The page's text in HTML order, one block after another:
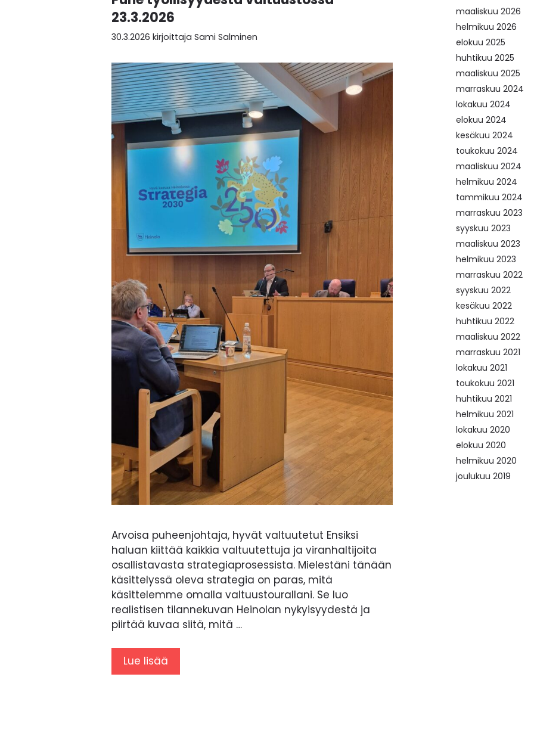
23.3.2026
30.3.2026 kirjoittaja Sami Salminen
Arvoisa puheenjohtaja, hyvät valtuutetut Ensiksi
haluan kiittää kaikkia valtuutettuja ja viranhaltijoita
osallistavasta strategiaprosessista. Mielestäni tänään
käsittelyssä oleva strategia on paras, mitä
käsittelemme omalla valtuustourallani. Se luo
realistisen tilannekuvan Heinolan nykyisyydestä ja
piirtää kuvaa siitä, mitä …
Lue lisää
maaliskuu 2026
helmikuu 2026
elokuu 2025
huhtikuu 2025
maaliskuu 2025
marraskuu 2024
lokakuu 2024
elokuu 2024
kesäkuu 2024
toukokuu 2024
maaliskuu 2024
helmikuu 2024
tammikuu 2024
marraskuu 2023
syyskuu 2023
maaliskuu 2023
helmikuu 2023
marraskuu 2022
syyskuu 2022
kesäkuu 2022
huhtikuu 2022
maaliskuu 2022
marraskuu 2021
lokakuu 2021
toukokuu 2021
huhtikuu 2021
helmikuu 2021
lokakuu 2020
elokuu 2020
helmikuu 2020
joulukuu 2019